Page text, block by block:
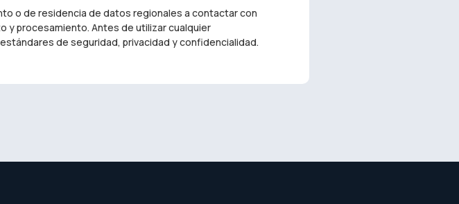
o de residencia de datos regionales a contactar con
y procesamiento. Antes de utilizar cualquier
de seguridad, privacidad y confidencialidad.